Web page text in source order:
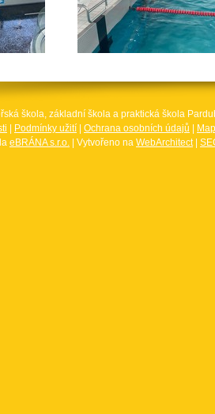
škola, základní škola a praktická škola
Podmínky užití Ochrana osobních údajů
eBRÁNA s.r.o. | Vytvořeno na WebArchitect|